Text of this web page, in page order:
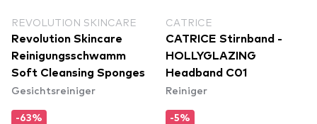
REVOLUTION SKINCARE
Revolution Skincare
Reinigungsschwamm
Soft Cleansing Sponges
Gesichtsreiniger
-63%
CATRICE
CATRICE Stirnband -
HOLLYGLAZING
Headband C01
Reiniger
-5%